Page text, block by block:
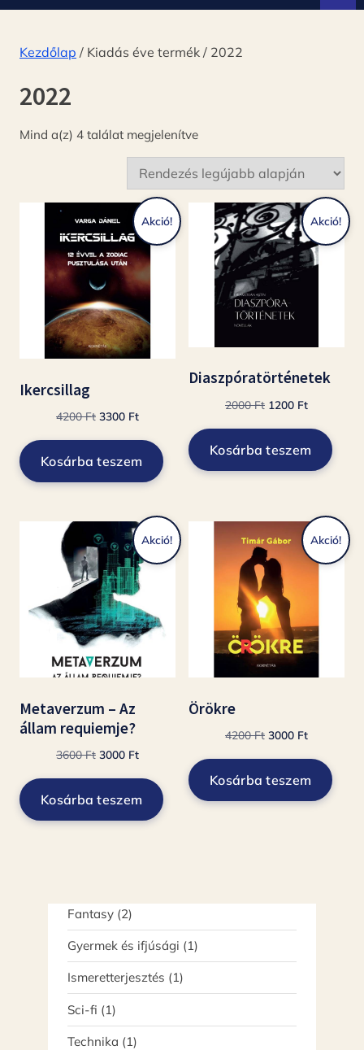
Kezdőlap / Kiadás éve termék / 2022
2022
Mind a(z) 4 találat megjelenítveSorted
by
latest
Akció!
Ikercsillag
4200Ft Original
was:
3300 FtCurrent
3300 Ft.
Kosárba teszem
Akció!
Diaszpóratörténetek
2000Ft Original
was:
1200 FtCurrent
1200 Ft.
Kosárba teszem
Akció!
Metaverzum – Az
állam requiemje?
3600Ft Original
was:
3000 FtCurrent
3000 Ft.
Kosárba teszem
Akció!
Örökre
4200Ft Original
was:
3000 FtCurrent
3000 Ft.
Kosárba teszem
Fantasy 22
termék
Gyermek és ifjúsági 11
termék
Ismeretterjesztés 11
termék
Sci-fi 11
termék
Technika 11